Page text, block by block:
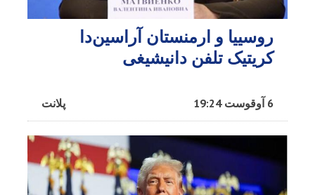
روسییا و ارمنستان آراسین‌دا
کریتیک تلفن دانیشیغی
پلانت 6 آوقوست 19:24